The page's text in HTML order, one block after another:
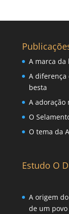
A marca da
A diferença
besta
A adoração
O
O tema da
Estudo O
A origem
de um povo